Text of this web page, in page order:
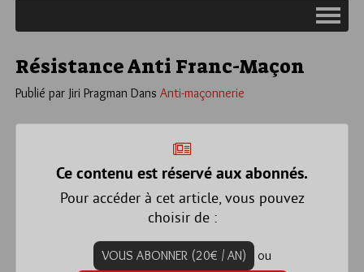
Résistance Anti Franc-Maçon
Publié par Jiri Pragman Dans Anti-maçonnerie
Ce contenu est réservé aux abonnés.
Pour accéder à cet article, vous pouvez
choisir de :
VOUS ABONNER (20€ / AN)
ou